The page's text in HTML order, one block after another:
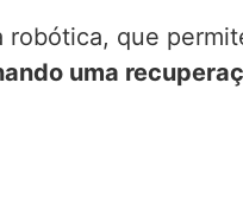
que
uma